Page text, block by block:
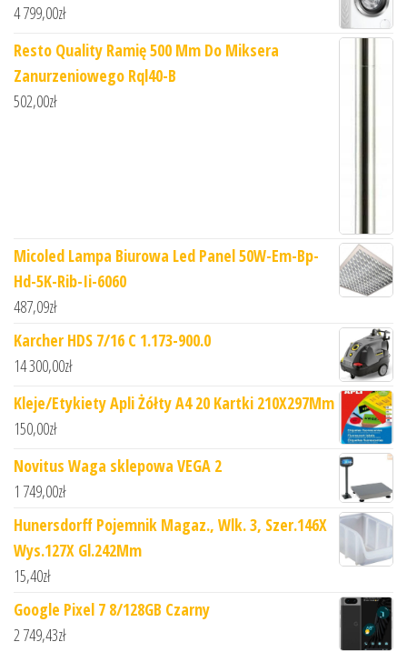
4 799,00zł
Resto Quality Ramię 500 Mm Do Miksera
Zanurzeniowego Rql40-B
502,00zł
Micoled Lampa Biurowa Led Panel 50W-Em-Bp-
Hd-5K-Rib-Ii-6060
487,09zł
Karcher HDS 7/16 C 1.173-900.0
14 300,00zł
Kleje/Etykiety Apli Żółty A4 20 Kartki 210X297Mm
150,00zł
Novitus Waga sklepowa VEGA 2
1 749,00zł
Hunersdorff Pojemnik Magaz., Wlk. 3, Szer.146X
Wys.127X Gl.242Mm
15,40zł
Google Pixel 7 8/128GB Czarny
2 749,43zł